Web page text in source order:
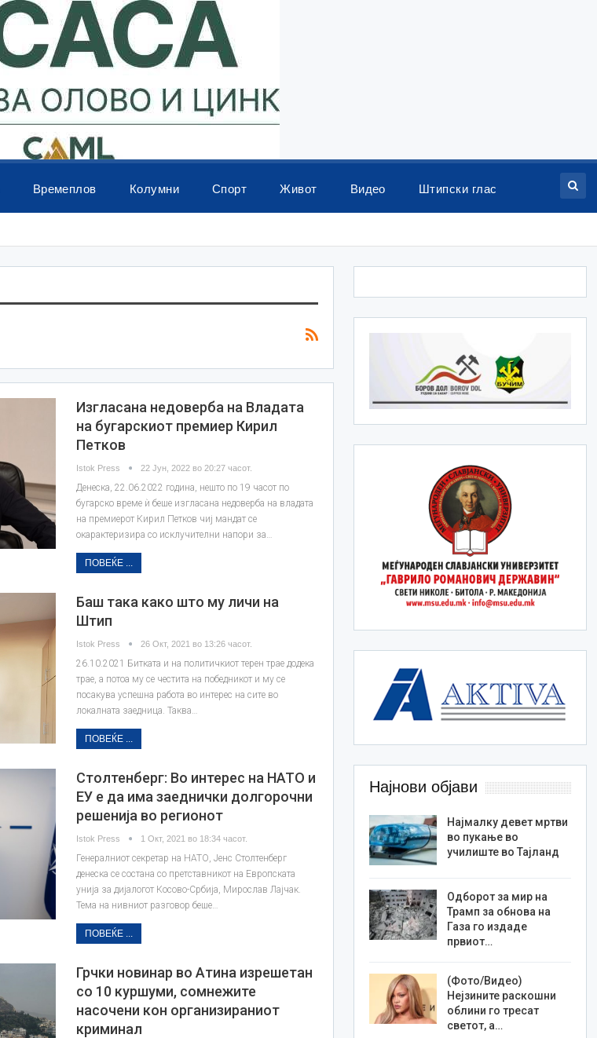
Времеплов Колумни Спорт Живот Видео Штипски глас
Изгласана недоверба на Владата
на бугарскиот премиер Кирил
Петков
Istok Press 22 Јун, 2022 во 20:27 часот.
Денеска, 22.06.2022 година, нешто по 19 часот по
бугарско време ѝ беше изгласана недоверба на владата
на премиерот Кирил Петков чиј мандат се
окарактеризира со исклучителни напори за…
ПОВЕЌЕ ...
Баш тaка како што му личи на
Штип
Istok Press 26 Окт, 2021 во 13:26 часот.
26.10.2021 Битката и на политичкиот терен трае додека
трае, а потоа му се честита на победникот и му се
посакува успешна работа во интерес на сите во
локалната заедница. Таква…
ПОВЕЌЕ ...
Столтенберг: Во интерес на НАТО и
ЕУ е да има заеднички долгорочни
решенија во регионот
Istok Press 1 Окт, 2021 во 18:34 часот.
Генералниот секретар на НАТО, Јенс Столтенберг
денеска се состана со претставникот на Европската
унија за дијалогот Косово-Србија, Мирослав Лајчак.
Тема на нивниот разговор беше…
ПОВЕЌЕ ...
Грчки новинар во Атина изрешетан
со 10 куршуми, сомнежите
насочени кон организираниот
криминал
Најнови објави
Најмалку девет мртви
во пукање во
училиште во Тајланд
Одборот за мир на
Трамп за обнова на
Газа го издаде
првиот…
(Фото/Видео)
Нејзините раскошни
облини го тресат
светот, а…